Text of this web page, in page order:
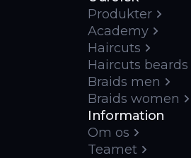
Produkter
Academy
Haircuts
Haircuts beards
Braids men
Braids women
Information
Om os
Teamet